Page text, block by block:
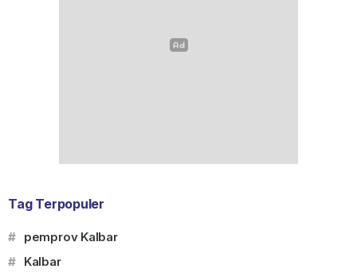
Tag Terpopuler
# pemprov Kalbar
# Kalbar